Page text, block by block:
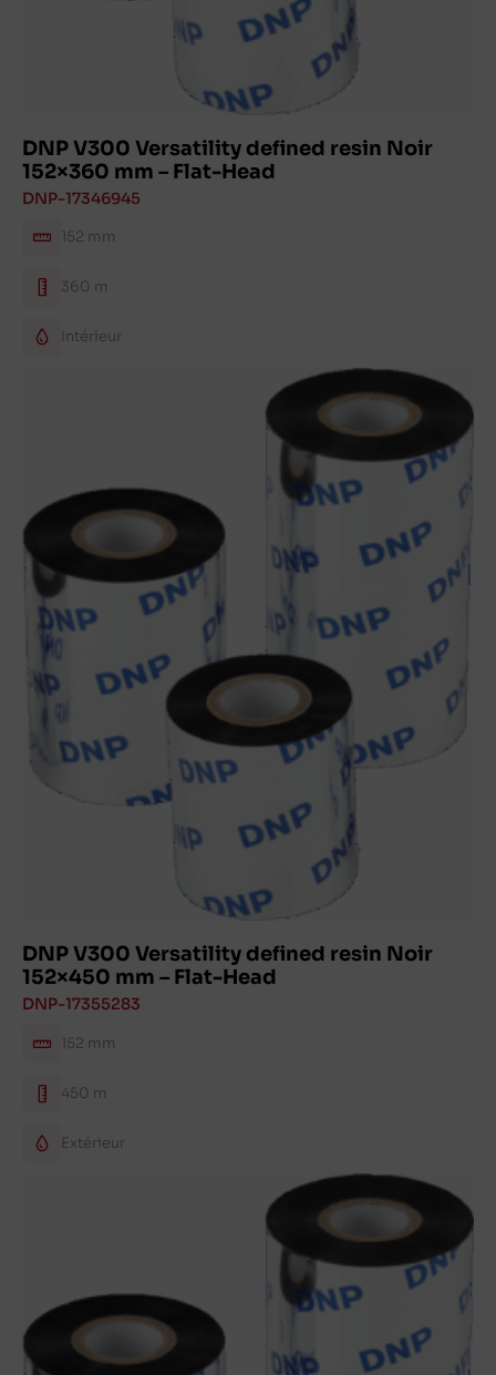
DNP V300 Versatility defined resin Noir
152×360 mm – Flat-Head
DNP-17346945
152 mm
360 m
Intérieur
DNP V300 Versatility defined resin Noir
152×450 mm – Flat-Head
DNP-17355283
152 mm
450 m
Extérieur